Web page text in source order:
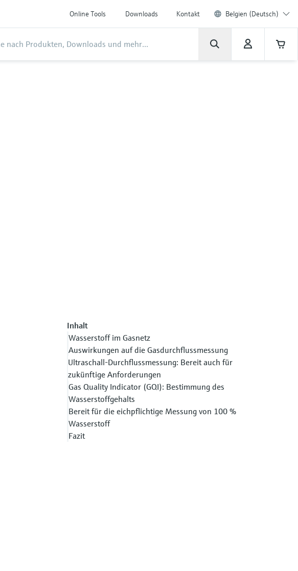
Online Tools Downloads Kontakt Belgien (Deutsch)
Inhalt
Wasserstoff im Gasnetz
Auswirkungen auf die Gasdurchflussmessung
Ultraschall-Durchflussmessung: Bereit auch für
zukünftige Anforderungen
Gas Quality Indicator (GQI): Bestimmung des
Wasserstoffgehalts
Bereit für die eichpflichtige Messung von 100 %
Wasserstoff
Fazit